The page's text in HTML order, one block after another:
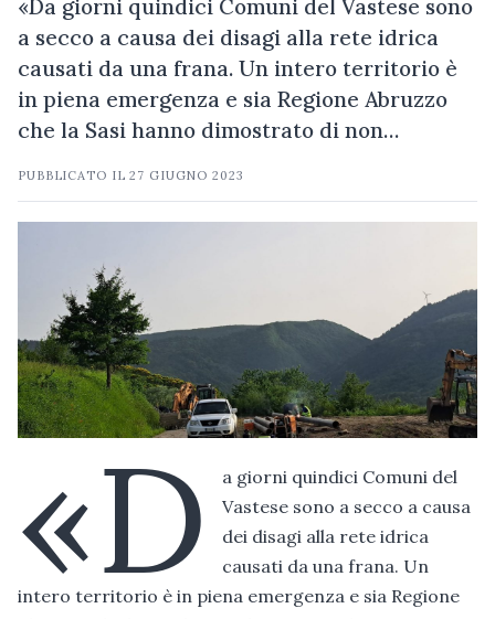
«Da giorni quindici Comuni del Vastese sono
a secco a causa dei disagi alla rete idrica
causati da una frana. Un intero territorio è
in piena emergenza e sia Regione Abruzzo
che la Sasi hanno dimostrato di non…
PUBBLICATO IL27 GIUGNO 2023
«D
a giorni quindici Comuni del
Vastese sono a secco a causa
dei disagi alla rete idrica
causati da una frana. Un
intero territorio è in piena emergenza e sia Regione